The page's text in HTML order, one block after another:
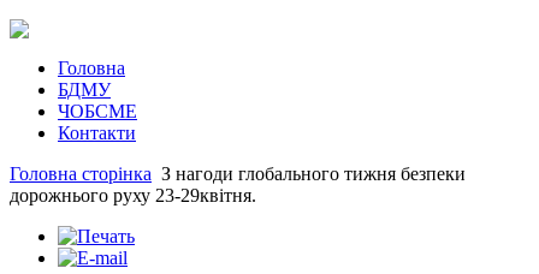
Головна
БДМУ
ЧОБСМЕ
Контакти
Головна сторінка З нагоди глобального тижня безпеки
дорожнього руху 23-29квітня.